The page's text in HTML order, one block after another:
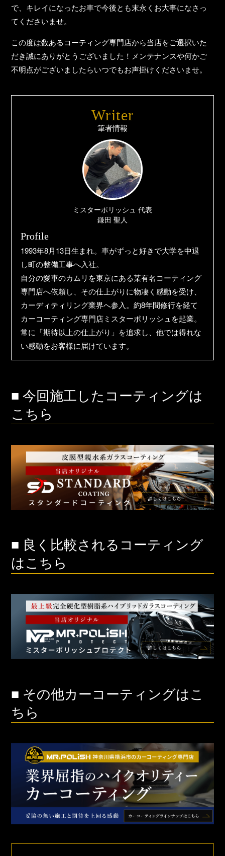
で、キレイになったお車で今後とも末永くお大事になさっ
てくださいませ。
この度は数あるコーティング専門店から当店をご選択いた
だき誠にありがとうございました！メンテナンスや何かご
不明点がございましたらいつでもお声掛けくださいませ。
Writer
筆者情報
ミスターポリッシュ 代表
鎌田 聖人
Profile
1993年8月13日生まれ。車がずっと好きで大学を中退
し町の整備工事へ入社。
自分の愛車のカムリを東京にある某有名コーティング
専門店へ依頼し、その仕上がりに物凄く感動を受け、
カーディティリング業界へ参入。約8年間修行を経て
カーコーティング専門店ミスターポリッシュを起業。
常に「期待以上の仕上がり」を追求し、他では得れな
い感動をお客様に届けています。
■ 今回施工したコーティングは
こちら
■ 良く比較されるコーティング
はこちら
■ その他カーコーティングはこ
ちら